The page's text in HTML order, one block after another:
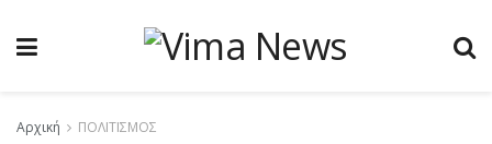
Αρχική ΠΟΛΙΤΙΣΜΟΣ